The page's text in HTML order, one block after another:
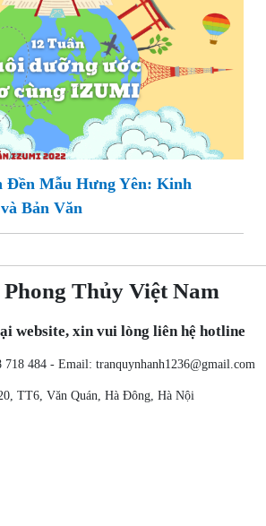
Đền Mẫu Hưng Yên: Kinh
Bản Văn
Thủy Việt Nam
website, xin vui lòng liên hệ hotline
718 484 - Email: tranquynhanh1236@gmail.com
TT6, Văn Quán, Hà Đông, Hà Nội